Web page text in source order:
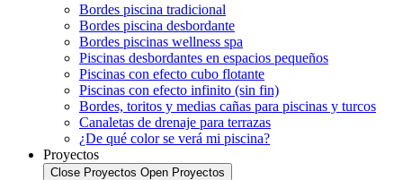
Bordes piscina tradicional
Bordes piscina desbordante
Bordes piscinas wellness spa
Piscinas desbordantes en espacios pequeños
Piscinas con efecto cubo flotante
Piscinas con efecto infinito (sin fin)
Bordes, toritos y medias cañas para piscinas y turcos
Canaletas de drenaje para terrazas
¿De qué color se verá mi piscina?
Proyectos
Close Proyectos Open Proyectos